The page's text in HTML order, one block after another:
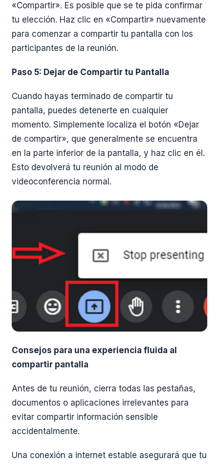
«Compartir». Es posible que se te pida confirmar
tu elección. Haz clic en «Compartir» nuevamente
para comenzar a compartir tu pantalla con los
participantes de la reunión.
Paso 5: Dejar de Compartir tu Pantalla
Cuando hayas terminado de compartir tu
pantalla, puedes detenerte en cualquier
momento. Simplemente localiza el botón «Dejar
de compartir», que generalmente se encuentra
en la parte inferior de la pantalla, y haz clic en él.
Esto devolverá tu reunión al modo de
videoconferencia normal.
Consejos para una experiencia fluida al
compartir pantalla
Antes de tu reunión, cierra todas las pestañas,
documentos o aplicaciones irrelevantes para
evitar compartir información sensible
accidentalmente.
Una conexión a internet estable asegurará que tu